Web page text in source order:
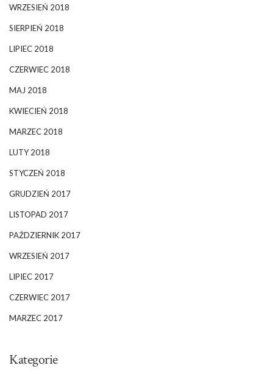
WRZESIEŃ 2018
SIERPIEŃ 2018
LIPIEC 2018
CZERWIEC 2018
MAJ 2018
KWIECIEŃ 2018
MARZEC 2018
LUTY 2018
STYCZEŃ 2018
GRUDZIEŃ 2017
LISTOPAD 2017
PAŹDZIERNIK 2017
WRZESIEŃ 2017
LIPIEC 2017
CZERWIEC 2017
MARZEC 2017
Kategorie